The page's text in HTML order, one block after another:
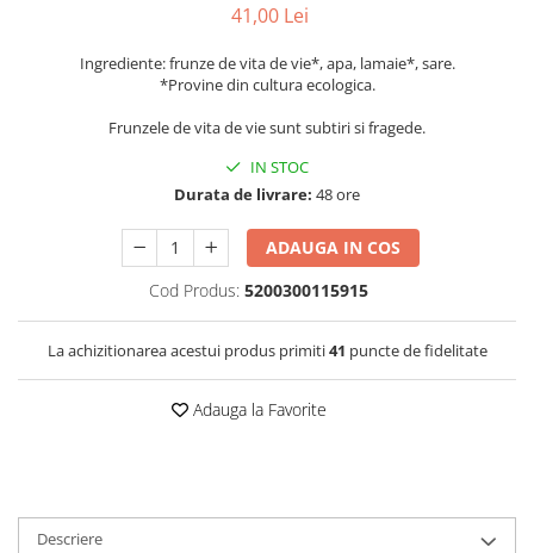
REMEDII NATURISTE
41,00 Lei
Ingrediente: frunze de vita de vie*, apa, lamaie*, sare.
*Provine din cultura ecologica.
Frunzele de vita de vie sunt subtiri si fragede.
IN STOC
Durata de livrare: 48 ore
ADAUGA IN COS
Cod Produs: 5200300115915
La achizitionarea acestui produs primiti41 puncte de fidelitate
Adauga la Favorite
Descriere